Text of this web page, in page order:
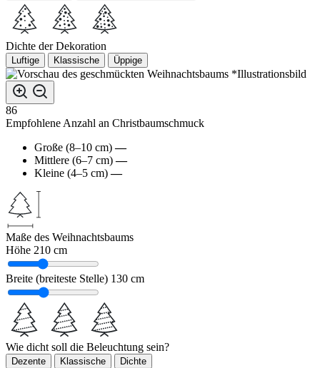
Dichte der Dekoration
Luftige Klassische Üppige
*Illustrationsbild
86
Empfohlene Anzahl an Christbaumschmuck
Große (8–10 cm) —
Mittlere (6–7 cm) —
Kleine (4–5 cm) —
Maße des Weihnachtsbaums
Höhe 210 cm
Breite (breiteste Stelle) 130 cm
Wie dicht soll die Beleuchtung sein?
Dezente Klassische Dichte